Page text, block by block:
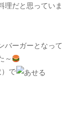
理だと思っていま
バーガーとなって
～
で